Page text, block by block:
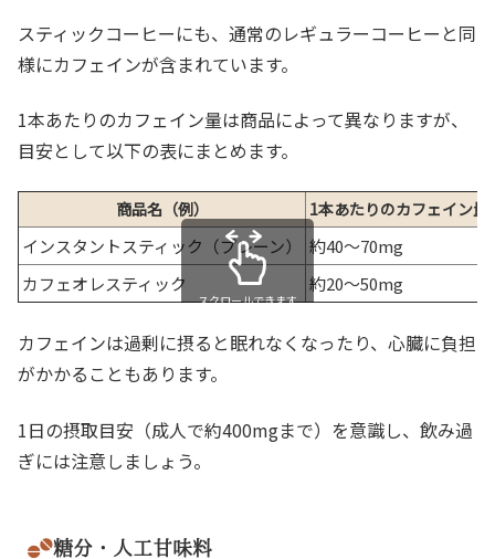
スティックコーヒーにも、通常のレギュラーコーヒーと同
様にカフェインが含まれています。
1本あたりのカフェイン量は商品によって異なりますが、
目安として以下の表にまとめます。
商品名（例） 1本あたりのカフェイン量
インスタントスティック（プレーン）
約40～70mg
カフェオレスティック
約20～50mg
スクロールできます
カフェインは過剰に摂ると眠れなくなったり、心臓に負担
がかかることもあります。
1日の摂取目安（成人で約400mgまで）を意識し、飲み過
ぎには注意しましょう。
糖分・人工甘味料